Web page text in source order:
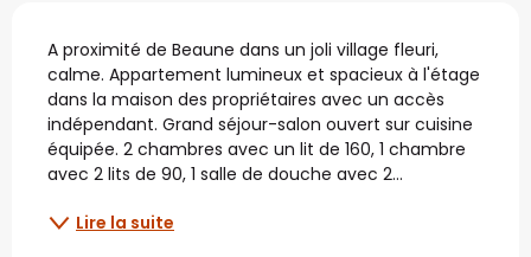
Description
A proximité de Beaune dans un joli village fleuri,
calme. Appartement lumineux et spacieux à l'étage
dans la maison des propriétaires avec un accès
indépendant. Grand séjour-salon ouvert sur cuisine
équipée. 2 chambres avec un lit de 160, 1 chambre
avec 2 lits de 90, 1 salle de douche avec 2...
Lire la suite